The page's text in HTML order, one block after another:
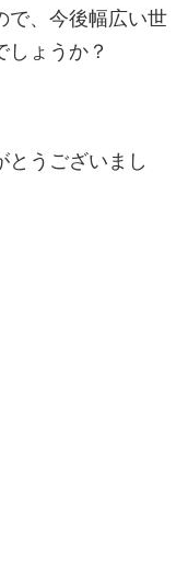
で、今後幅広い世
ょうか？
とうございまし